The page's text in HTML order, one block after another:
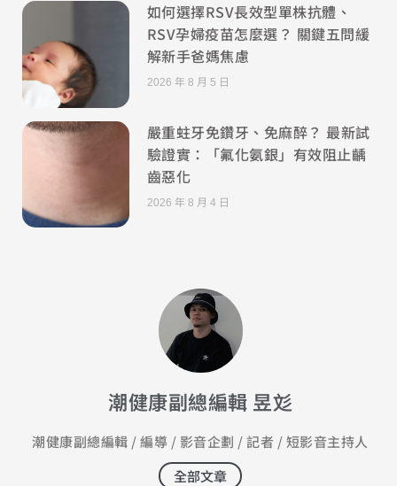
如何選擇RSV長效型單株抗體、
RSV孕婦疫苗怎麼選？ 關鍵五問緩
解新手爸媽焦慮
2026 年 8 月 5 日
嚴重蛀牙免鑽牙、免麻醉？ 最新試
驗證實：「氟化氨銀」有效阻止齲
齒惡化
2026 年 8 月 4 日
潮健康副總編輯 昱彣
潮健康副總編輯 / 編導 / 影音企劃 / 記者 / 短影音主持人
全部文章